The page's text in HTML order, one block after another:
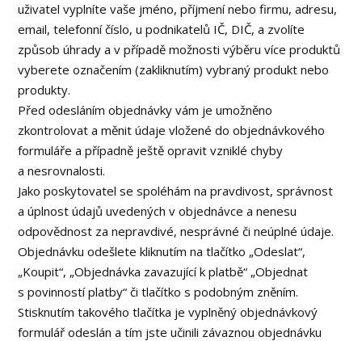
uživatel vyplníte vaše jméno, příjmení nebo firmu, adresu,
email, telefonní číslo, u podnikatelů IČ, DIČ, a zvolíte
způsob úhrady a v případě možnosti výběru více produktů
vyberete označením (zakliknutím) vybraný produkt nebo
produkty.
Před odesláním objednávky vám je umožněno
zkontrolovat a měnit údaje vložené do objednávkového
formuláře a případně ještě opravit vzniklé chyby
a nesrovnalosti.
Jako poskytovatel se spoléhám na pravdivost, správnost
a úplnost údajů uvedených v objednávce a nenesu
odpovědnost za nepravdivé, nesprávné či neúplné údaje.
Objednávku odešlete kliknutím na tlačítko „Odeslat“,
„Koupit“, „Objednávka zavazující k platbě“ „Objednat
s povinností platby“ či tlačítko s podobným zněním.
Stisknutím takového tlačítka je vyplněný objednávkový
formulář odeslán a tím jste učinili závaznou objednávku